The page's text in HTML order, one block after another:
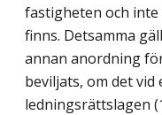
fastigheten och
finns. Detsamma
annan anordning
beviljats, om det
ledningsrättslagen